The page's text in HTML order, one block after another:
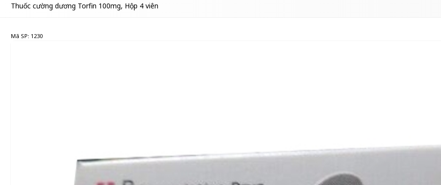
Thuốc cường dương Torfin 100mg, Hộp 4 viên
Mã SP: 1230